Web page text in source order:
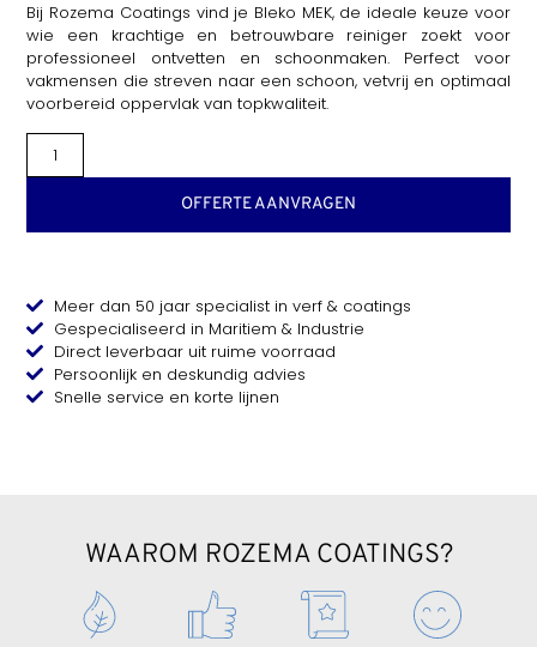
Bij Rozema Coatings vind je Bleko MEK, de ideale keuze voor
wie een krachtige en betrouwbare reiniger zoekt voor
professioneel ontvetten en schoonmaken. Perfect voor
vakmensen die streven naar een schoon, vetvrij en optimaal
voorbereid oppervlak van topkwaliteit.
OFFERTE AANVRAGEN
Meer dan 50 jaar specialist in verf & coatings
Gespecialiseerd in Maritiem & Industrie
Direct leverbaar uit ruime voorraad
Persoonlijk en deskundig advies
Snelle service en korte lijnen
WAAROM ROZEMA COATINGS?